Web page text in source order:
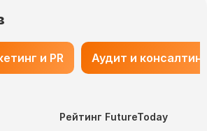
и PR Аудит и консалтинг
Рейтинг FutureToday